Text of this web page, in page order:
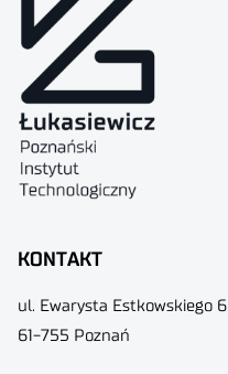
KONTAKT
ul. Ewarysta Estkowskiego 6
61-755 Poznań